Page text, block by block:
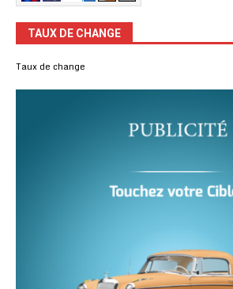
TAUX DE CHANGE
Taux de change